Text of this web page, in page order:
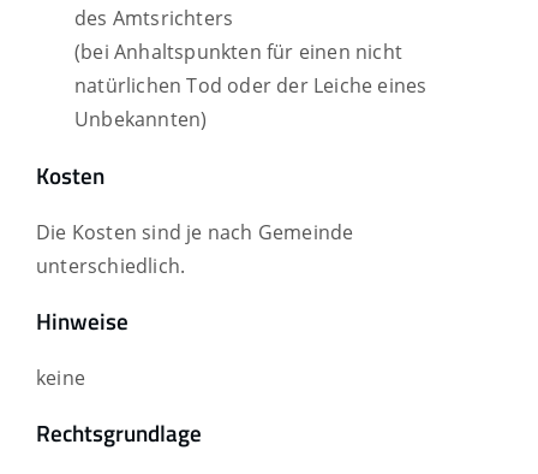
des Amtsrichters
(bei Anhaltspunkten für einen nicht
natürlichen Tod oder der Leiche eines
Unbekannten)
Kosten
Die Kosten sind je nach Gemeinde
unterschiedlich.
Hinweise
keine
Rechtsgrundlage